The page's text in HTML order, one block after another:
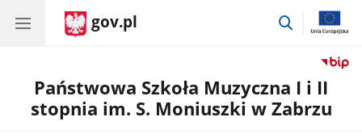
gov.pl
przejdź
Państwowa Szkoła Muzyczna I i II
stopnia im. S. Moniuszki w Zabrzu